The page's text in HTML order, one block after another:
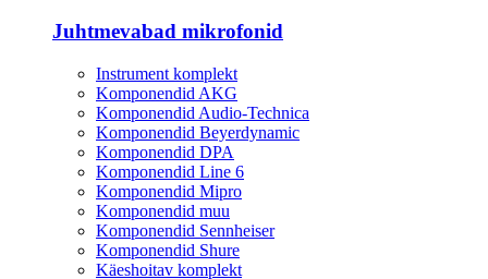
Juhtmevabad mikrofonid
Instrument komplekt
Komponendid AKG
Komponendid Audio-Technica
Komponendid Beyerdynamic
Komponendid DPA
Komponendid Line 6
Komponendid Mipro
Komponendid muu
Komponendid Sennheiser
Komponendid Shure
Käeshoitav komplekt